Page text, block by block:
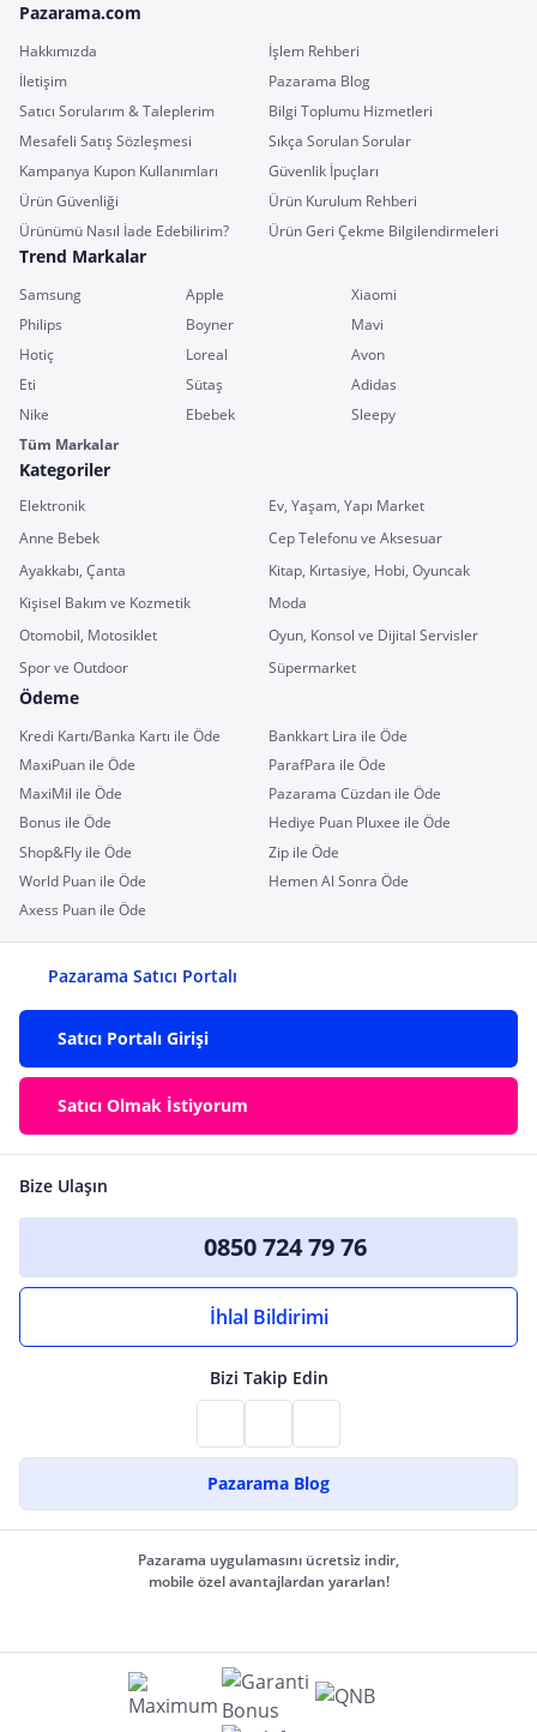
Pazarama.com
Hakkımızda
İşlem Rehberi
İletişim
Pazarama Blog
Satıcı Sorularım & Taleplerim
Bilgi Toplumu Hizmetleri
Mesafeli Satış Sözleşmesi
Sıkça Sorulan Sorular
Kampanya Kupon Kullanımları
Güvenlik İpuçları
Ürün Güvenliği
Ürün Kurulum Rehberi
Ürünümü Nasıl İade Edebilirim?
Ürün Geri Çekme Bilgilendirmeleri
Trend Markalar
Samsung Apple
Xiaomi
Philips
Boyner
Mavi
Hotiç
Loreal
Avon
Eti
Sütaş
Adidas
Nike
Ebebek
Sleepy
Tüm Markalar
Kategoriler
Elektronik
Ev, Yaşam, Yapı Market
Anne Bebek
Cep Telefonu ve Aksesuar
Ayakkabı, Çanta
Kitap, Kırtasiye, Hobi, Oyuncak
Kişisel Bakım ve Kozmetik
Moda
Otomobil, Motosiklet
Oyun, Konsol ve Dijital Servisler
Spor ve Outdoor
Süpermarket
Ödeme
Kredi Kartı/Banka Kartı ile Öde
Bankkart Lira ile Öde
MaxiPuan ile Öde
ParafPara ile Öde
MaxiMil ile Öde
Pazarama Cüzdan ile Öde
Bonus ile Öde
Hediye Puan Pluxee ile Öde
Shop&Fly ile Öde
Zip ile Öde
World Puan ile Öde
Hemen Al Sonra Öde
Axess Puan ile Öde
Pazarama Satıcı Portalı
Satıcı Portalı Girişi
Satıcı Olmak İstiyorum
Bize Ulaşın
0850 724 79 76
İhlal Bildirimi
Bizi Takip Edin
Pazarama Blog
Pazarama uygulamasını ücretsiz indir,
mobile özel avantajlardan yararlan!